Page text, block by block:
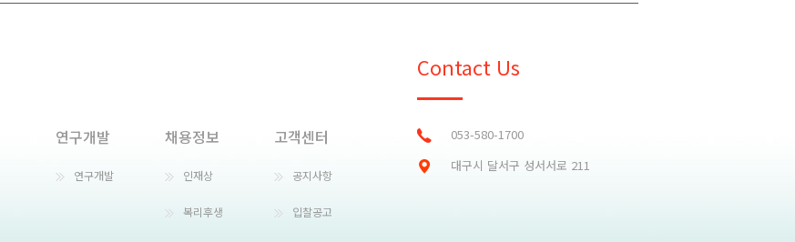
연구개발
연구개발
채용정보
인재상
복리후생
고객센터
공지사항
입찰공고
Contact Us
053-580-1700
대구시 달서구 성서서로 211